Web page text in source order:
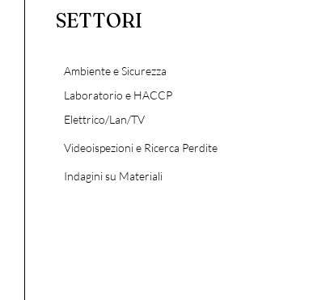
SETTORI
Ambiente e Sicurezza
Laboratorio e HACCP
Elettrico/Lan/TV
Videoispezioni e Ricerca Perdite
Indagini su Materiali